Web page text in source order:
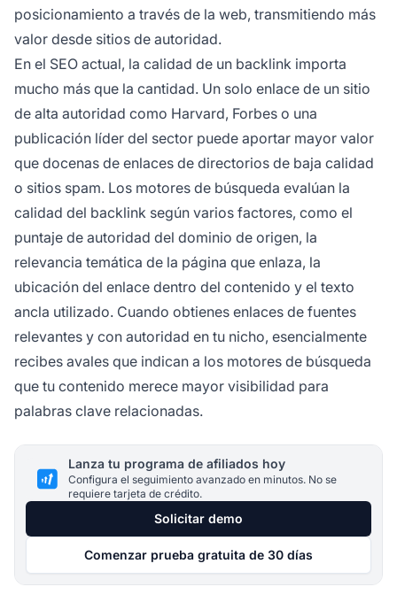
posicionamiento a través de la web, transmitiendo más
valor desde sitios de autoridad.
En el SEO actual, la calidad de un backlink importa
mucho más que la cantidad. Un solo enlace de un sitio
de alta autoridad como Harvard, Forbes o una
publicación líder del sector puede aportar mayor valor
que docenas de enlaces de directorios de baja calidad
o sitios spam. Los motores de búsqueda evalúan la
calidad del backlink según varios factores, como el
puntaje de autoridad del dominio de origen, la
relevancia temática de la página que enlaza, la
ubicación del enlace dentro del contenido y el texto
ancla utilizado. Cuando obtienes enlaces de fuentes
relevantes y con autoridad en tu nicho, esencialmente
recibes avales que indican a los motores de búsqueda
que tu contenido merece mayor visibilidad para
palabras clave relacionadas.
Lanza tu programa de afiliados hoy
Configura el seguimiento avanzado en minutos. No se
requiere tarjeta de crédito.
Solicitar demo
Comenzar prueba gratuita de 30 días